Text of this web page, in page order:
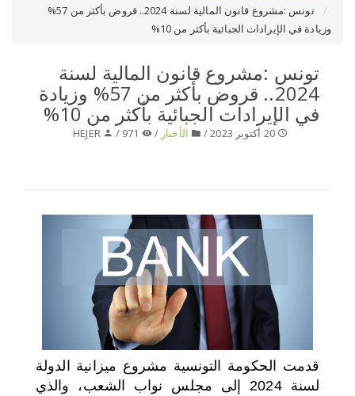
حدد ملفا
حدد الفرع
تونس :مشروع قانون المالية لسنة 2024.. قروض بأكثر من 57%
وزيادة في الإيرادات الجبائية بأكثر من 10%
تونس :مشروع قانون المالية لسنة
2024.. قروض بأكثر من 57% وزيادة
في الإيرادات الجبائية بأكثر من 10%
20 أكتوبر 2023 / الأخبار /
HEJER
قدمت الحكومة التونسية مشروع ميزانية الدولة
لسنة 2024 إلى مجلس نواب الشعب، والذي